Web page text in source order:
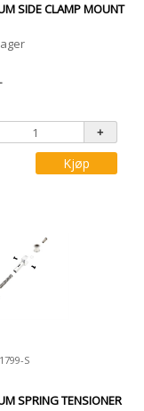
SIDE CLAMP MOUNT
Kjøp
S
SPRING TENSIONER